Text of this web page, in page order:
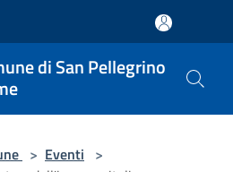
di San Pellegrino
> Eventi >